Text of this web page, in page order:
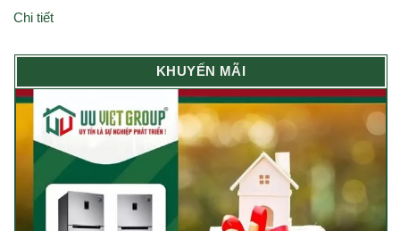
Chi tiết
KHUYẾN MÃI